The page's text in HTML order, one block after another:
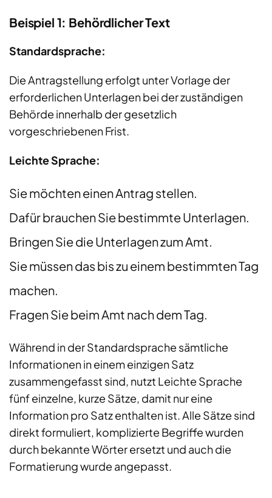
Beispiel 1: Behördlicher Text
Standardsprache:
Die Antragstellung erfolgt unter Vorlage der
erforderlichen Unterlagen bei der zuständigen
Behörde innerhalb der gesetzlich
vorgeschriebenen Frist.
Leichte Sprache:
Sie möchten einen Antrag stellen.
Dafür brauchen Sie bestimmte Unterlagen.
Bringen Sie die Unterlagen zum Amt.
Sie müssen das bis zu einem bestimmten Tag
machen.
Fragen Sie beim Amt nach dem Tag.
Während in der Standardsprache sämtliche
Informationen in einem einzigen Satz
zusammengefasst sind, nutzt Leichte Sprache
fünf einzelne, kurze Sätze, damit nur eine
Information pro Satz enthalten ist. Alle Sätze sind
direkt formuliert, komplizierte Begriffe wurden
durch bekannte Wörter ersetzt und auch die
Formatierung wurde angepasst.